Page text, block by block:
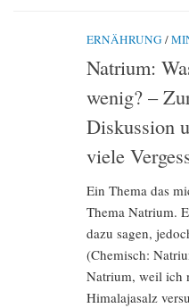
ERNÄHRUNG /
Natrium:
wenig? –
Diskussion
viele
Ein Thema das
Thema Natrium.
dazu sagen,
(Chemisch:
Natrium, weil ich
Himalajasalz